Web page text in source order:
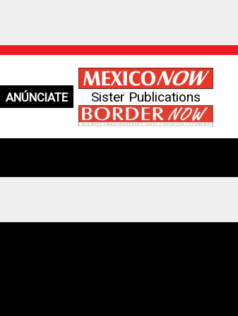
ANÚNCIATE Sister Publications